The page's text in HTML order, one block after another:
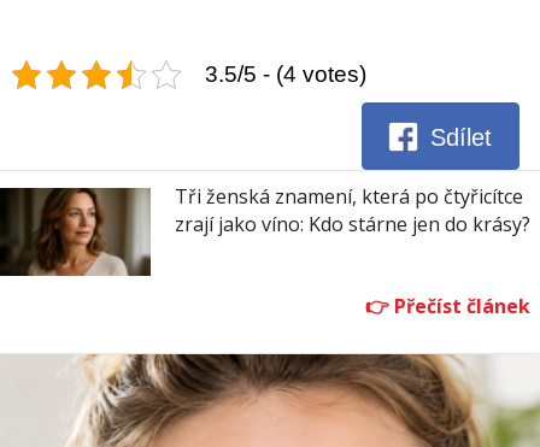
3.5/5 - (4 votes)
Sdílet
Tři ženská znamení, která po čtyřicítce
zrají jako víno: Kdo stárne jen do krásy?